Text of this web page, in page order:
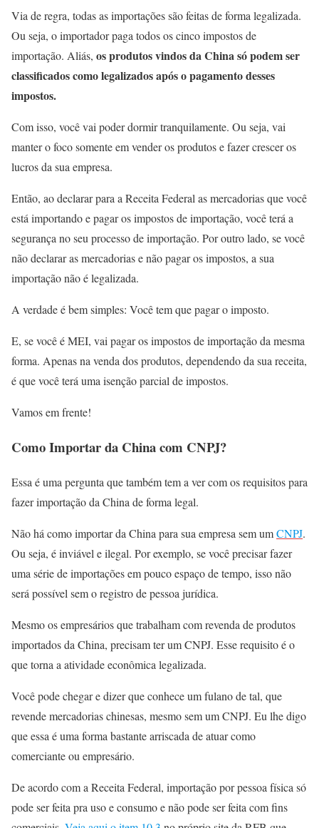
Via de regra, todas as importações são feitas de forma legalizada.
Ou seja, o importador paga todos os cinco impostos de
importação. Aliás, os produtos vindos da China só podem ser
classificados como legalizados após o pagamento desses
impostos.
Com isso, você vai poder dormir tranquilamente. Ou seja, vai
manter o foco somente em vender os produtos e fazer crescer os
lucros da sua empresa.
Então, ao declarar para a Receita Federal as mercadorias que você
está importando e pagar os impostos de importação, você terá a
segurança no seu processo de importação. Por outro lado, se você
não declarar as mercadorias e não pagar os impostos, a sua
importação não é legalizada.
A verdade é bem simples: Você tem que pagar o imposto.
E, se você é MEI, vai pagar os impostos de importação da mesma
forma. Apenas na venda dos produtos, dependendo da sua receita,
é que você terá uma isenção parcial de impostos.
Vamos em frente!
Como Importar da China com CNPJ?
Essa é uma pergunta que também tem a ver com os requisitos para
fazer importação da China de forma legal.
Não há como importar da China para sua empresa sem umCNPJ.
Ou seja, é inviável e ilegal. Por exemplo, se você precisar fazer
uma série de importações em pouco espaço de tempo, isso não
será possível sem o registro de pessoa jurídica.
Mesmo os empresários que trabalham com revenda de produtos
importados da China, precisam ter um CNPJ. Esse requisito é o
que torna a atividade econômica legalizada.
Você pode chegar e dizer que conhece um fulano de tal, que
revende mercadorias chinesas, mesmo sem um CNPJ. Eu lhe digo
que essa é uma forma bastante arriscada de atuar como
comerciante ou empresário.
De acordo com a Receita Federal, importação por pessoa física só
pode ser feita pra uso e consumo e não pode ser feita com fins